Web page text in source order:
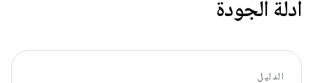
أدلة الجودة
الدليل